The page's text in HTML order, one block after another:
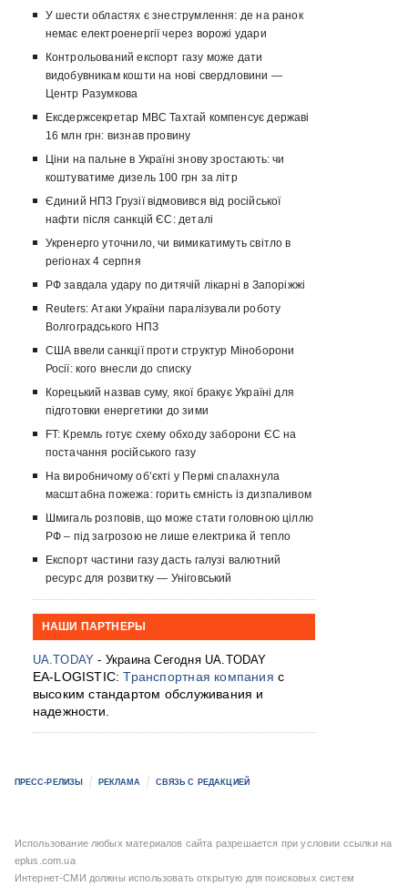
У шести областях є знеструмлення: де на ранок
немає електроенергії через ворожі удари
Контрольований експорт газу може дати
видобувникам кошти на нові свердловини —
Центр Разумкова
Ексдержсекретар МВС Тахтай компенсує державі
16 млн грн: визнав провину
Ціни на пальне в Україні знову зростають: чи
коштуватиме дизель 100 грн за літр
Єдиний НПЗ Грузії відмовився від російської
нафти після санкцій ЄС: деталі
Укренерго уточнило, чи вимикатимуть світло в
регіонах 4 серпня
РФ завдала удару по дитячій лікарні в Запоріжжі
Reuters: Атаки України паралізували роботу
Волгоградського НПЗ
США ввели санкції проти структур Міноборони
Росії: кого внесли до списку
Корецький назвав суму, якої бракує Україні для
підготовки енергетики до зими
FT: Кремль готує схему обходу заборони ЄС на
постачання російського газу
На виробничому об’єкті у Пермі спалахнула
масштабна пожежа: горить ємність із дизпаливом
Шмигаль розповів, що може стати головною ціллю
РФ – під загрозою не лише електрика й тепло
Експорт частини газу дасть галузі валютний
ресурс для розвитку — Уніговський
НАШИ ПАРТНЕРЫ
UA.TODAY - Украина Сегодня UA.TODAY
EA-LOGISTIC:Транспортная компания с
высоким стандартом обслуживания и
надежности.
ПРЕСС-РЕЛИЗЫ РЕКЛАМА СВЯЗЬ С РЕДАКЦИЕЙ
Использование любых материалов сайта разрешается при условии ссылки на
eplus.com.ua
Интернет-СМИ должны использовать открытую для поисковых систем